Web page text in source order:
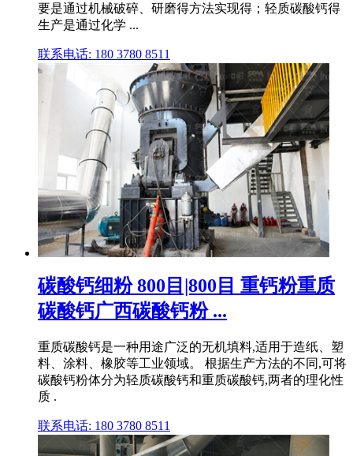
要是通过机械破碎、研磨得方法实现得；轻质碳酸钙得
生产是通过化学 ...
联系电话: 180 3780 8511
碳酸钙细粉 800目|800目 重钙粉重质
碳酸钙广西碳酸钙粉 ...
重质碳酸钙是一种用途广泛的无机填料,适用于造纸、塑
料、涂料、橡胶等工业领域。 根据生产方法的不同,可将
碳酸钙粉体分为轻质碳酸钙和重质碳酸钙,两者的理化性
质 .
联系电话: 180 3780 8511